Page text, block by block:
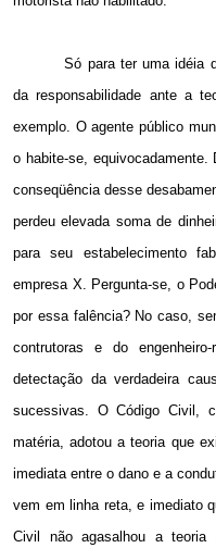
Só para ter uma idéia
da responsabilidade ante a
exemplo. O agente público
o habite-se,
conseqüência desse
perdeu elevada soma de
para seu estabelecimento
empresa X. Pergunta-se, o
por essa falência? No caso,
contrutoras e do
detectação da verdadeira
sucessivas. O Código Civil,
matéria, adotou a teoria que
imediata entre o dano e a
vem em linha reta, e imediato
Civil não agasalhou a teoria